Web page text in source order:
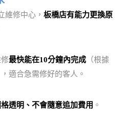
維修中心，板橋店有能力更換原
最快能在10分鐘內完成 （根據
適合急需修好的客人。
透明、不會隨意追加費用 。